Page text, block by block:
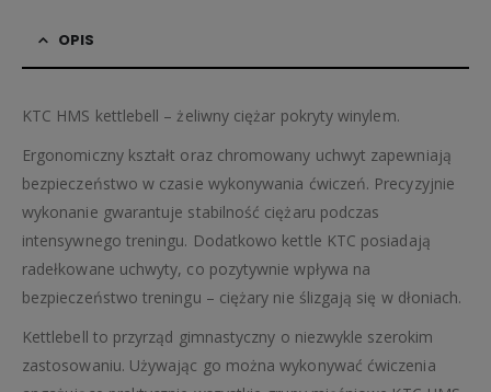
OPIS
KTC HMS kettlebell – żeliwny ciężar pokryty winylem.
Ergonomiczny kształt oraz chromowany uchwyt zapewniają
bezpieczeństwo w czasie wykonywania ćwiczeń. Precyzyjnie
wykonanie gwarantuje stabilność ciężaru podczas
intensywnego treningu. Dodatkowo kettle KTC posiadają
radełkowane uchwyty, co pozytywnie wpływa na
bezpieczeństwo treningu – ciężary nie ślizgają się w dłoniach.
Kettlebell to przyrząd gimnastyczny o niezwykle szerokim
zastosowaniu. Używając go można wykonywać ćwiczenia